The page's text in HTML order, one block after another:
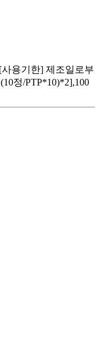
용기한] 제조일로부
정/PTP*10)*2],100